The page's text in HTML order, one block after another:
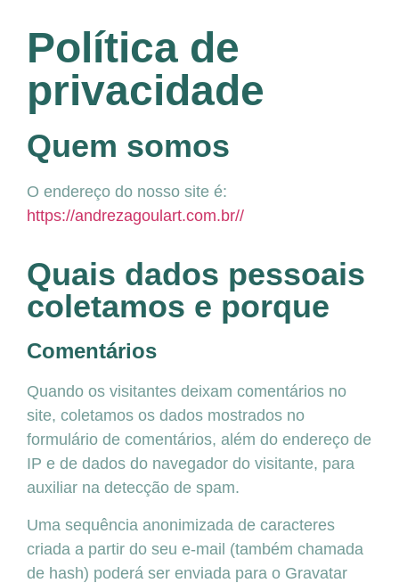
Política de
privacidade
Quem somos
O endereço do nosso site é:
https://andrezagoulart.com.br//
Quais dados pessoais
coletamos e porque
Comentários
Quando os visitantes deixam comentários no
site, coletamos os dados mostrados no
formulário de comentários, além do endereço de
IP e de dados do navegador do visitante, para
auxiliar na detecção de spam.
Uma sequência anonimizada de caracteres
criada a partir do seu e-mail (também chamada
de hash) poderá ser enviada para o Gravatar